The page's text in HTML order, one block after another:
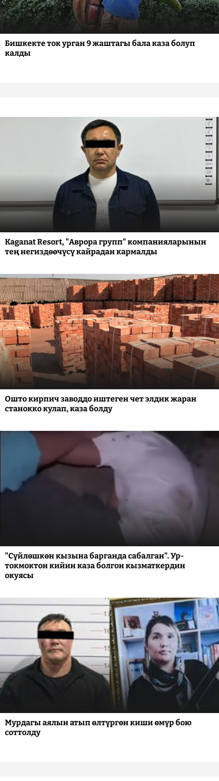
Бишкекте ток урган 9 жаштагы бала каза болуп
калды
Kaganat Resort, "Аврора групп" компанияларынын
тең негиздөөчүсү кайрадан кармалды
Ошто кирпич заводдо иштеген чет элдик жаран
станокко кулап, каза болду
"Сүйлөшкөн кызына барганда сабалган". Ур-
токмоктон кийин каза болгон кызматкердин
окуясы
Мурдагы аялын атып өлтүргөн киши өмүр бою
соттолду